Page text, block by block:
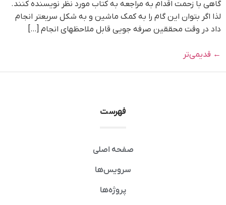
گاهی با زحمت اقدام به مراجعه به کتاب مورد نظر نویسنده کنند.
لذا اگر بتوان این گام را به کمک ماشین و به شکل سریعتر انجام
داد در وقت محققین صرفه جویی قابل ملاحظهای انجام […]
← قدیمی‌تر
فهرست
صفحه اصلی
سرویس‌ها
پروژه‌ها